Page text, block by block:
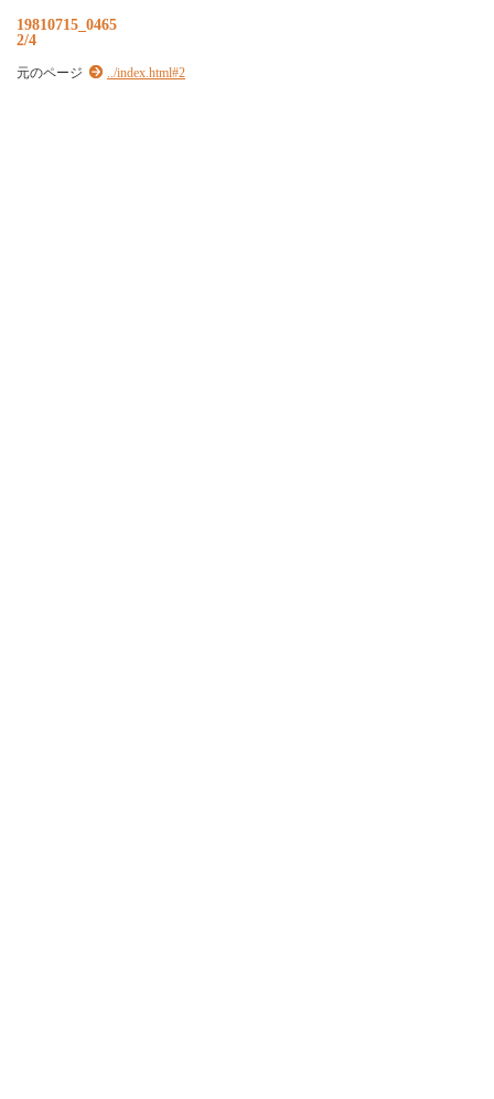
19810715_0465
2/4
元のページ ../index.html#2